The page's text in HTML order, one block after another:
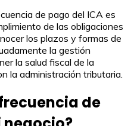
de pago del ICA es
de las obligaciones
los plazos y formas de
la gestión
la salud fiscal de la
la administración tributaria.
de